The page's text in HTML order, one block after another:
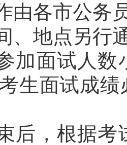
由各市公务
、地点另行
加面试人数
生面试成
后，根据考